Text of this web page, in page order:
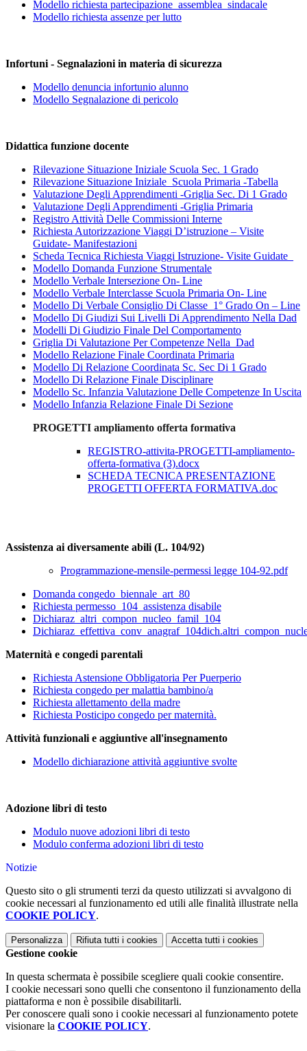
Modello richiesta partecipazione_assemblea_sindacale
Modello richiesta assenze per lutto
Infortuni - Segnalazioni in materia di sicurezza
Modello denuncia infortunio alunno
Modello Segnalazione di pericolo
Didattica funzione docente
Rilevazione Situazione Iniziale Scuola Sec. 1 Grado
Rilevazione Situazione Iniziale Scuola Primaria -Tabella
Valutazione Degli Apprendimenti -Griglia Sec. Di 1 Grado
Valutazione Degli Apprendimenti -Griglia Primaria
Registro Attività Delle Commissioni Interne
Richiesta Autorizzazione Viaggi D’istruzione – Visite
Guidate- Manifestazioni
Scheda Tecnica Richiesta Viaggi Istruzione- Visite Guidate_
Modello Domanda Funzione Strumentale
Modello Verbale Intersezione On- Line
Modello Verbale Interclasse Scuola Primaria On- Line
Modello Di Verbale Consiglio Di Classe 1° Grado On – Line
Modello Di Giudizi Sui Livelli Di Apprendimento Nella Dad
Modelli Di Giudizio Finale Del Comportamento
Griglia Di Valutazione Per Competenze Nella Dad
Modello Relazione Finale Coordinata Primaria
Modello Di Relazione Coordinata Sc. Sec Di 1 Grado
Modello Di Relazione Finale Disciplinare
Modello Sc. Infanzia Valutazione Delle Competenze In Uscita
Modello Infanzia Relazione Finale Di Sezione
PROGETTI ampliamento offerta formativa
REGISTRO-attivita-PROGETTI-ampliamento-
offerta-formativa (3).docx
SCHEDA TECNICA PRESENTAZIONE
PROGETTI OFFERTA FORMATIVA.doc
Assistenza ai diversamente abili (L. 104/92)
Programmazione-mensile-permessi legge 104-92.pdf
Domanda congedo_biennale_art_80
Richiesta permesso_104_assistenza disabile
Dichiaraz_altri_compon_nucleo_famil_104
Dichiaraz_effettiva_conv_anagraf_104dich.
Maternità e congedi parentali
Richiesta Astensione Obbligatoria Per Puerperio
Richiesta congedo per malattia bambino/a
Richiesta allettamento della madre
Richiesta Posticipo congedo per maternità.
Attività funzionali e aggiuntive all'insegnamento
Modello dichiarazione attività aggiuntive svolte
Adozione libri di testo
Modulo nuove adozioni libri di testo
Modulo conferma adozioni libri di testo
Notizie
Questo sito o gli strumenti terzi da questo utilizzati si avvalgono di
cookie necessari al funzionamento ed utili alle finalità illustrate nella
COOKIE POLICY.
Personalizza Rifiuta tutti i cookies Accetta tutti i cookies
Gestione cookie
In questa schermata è possibile scegliere quali cookie consentire.
I cookie necessari sono quelli che consentono il funzionamento della
piattaforma e non è possibile disabilitarli.
Per conoscere quali sono i cookie necessari al funzionamento potete
visionare la COOKIE POLICY.